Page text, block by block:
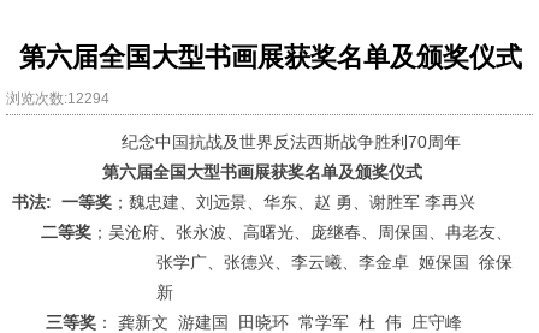
第六届全国大型书画展获奖名单及颁奖仪式
浏览次数:12294
纪念中国抗战及世界反法西斯战争胜利70周年
第六届全国大型书画展获奖名单及颁奖仪式
书法: 一等奖 ；魏忠建、刘远景、华东、赵 勇、谢胜军 李再兴
二等奖 ；吴沧府、张永波、高曙光、庞继春、周保国、冉老友、
张学广、张德兴、李云曦、李金卓 姬保国
徐保
新
三等奖 ： 龚新文 游建国 田晓环 常学军 杜 伟 庄守峰